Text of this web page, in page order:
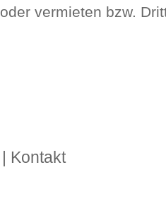
oder vermieten bzw.
Kontakt